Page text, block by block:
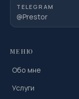
TELEGRAM
@Prestor
МЕНЮ
Обо мне
Услуги